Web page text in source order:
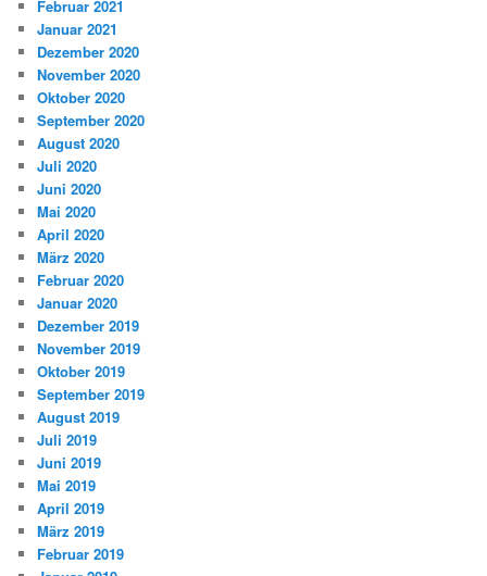
Februar 2021
Januar 2021
Dezember 2020
November 2020
Oktober 2020
September 2020
August 2020
Juli 2020
Juni 2020
Mai 2020
April 2020
März 2020
Februar 2020
Januar 2020
Dezember 2019
November 2019
Oktober 2019
September 2019
August 2019
Juli 2019
Juni 2019
Mai 2019
April 2019
März 2019
Februar 2019